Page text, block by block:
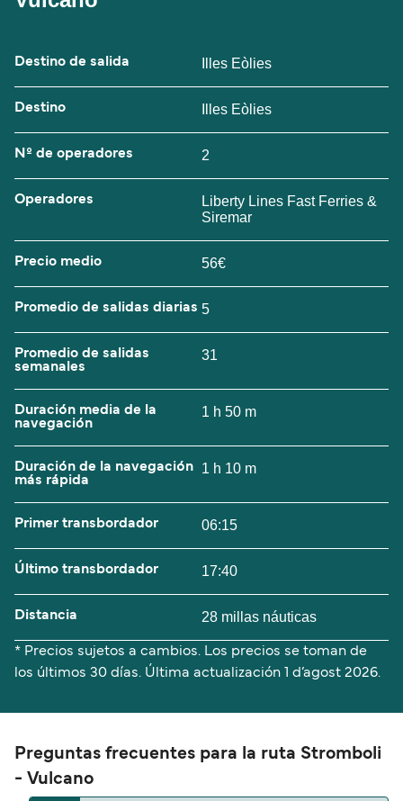
Destino de salida Illes Eòlies
Destino Illes Eòlies
Nº de operadores 2
Operadores
Liberty Lines Fast Ferries &
Siremar
Precio medio 56€
Promedio de salidas diarias 5
Promedio de salidas
semanales
31
Duración media de la
navegación
1 h 50 m
Duración de la navegación
más rápida
1 h 10 m
Primer transbordador 06:15
Último transbordador 17:40
Distancia 28 millas náuticas
* Precios sujetos a cambios. Los precios se toman de
los últimos 30 días. Última actualización 1 d’agost 2026.
Preguntas frecuentes para la ruta Stromboli
- Vulcano